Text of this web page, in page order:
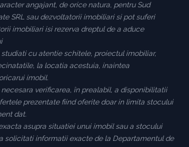
angajant, de orice natura, pentru Sud
SRL sau dezvoltatorii imobiliari si pot suferi
imobiliari isi rezerva dreptul de a aduce
studiati cu atentie schitele, proiectul imobiliar,
la locatia acestuia, inaintea
imobil.
necesara verificarea, în prealabil, a disponibilitatii
prezentate fiind oferite doar in limita stocului
dat.
asupra situatiei unui imobil sau a stocului
solicitati informatii exacte de la Departamentul de